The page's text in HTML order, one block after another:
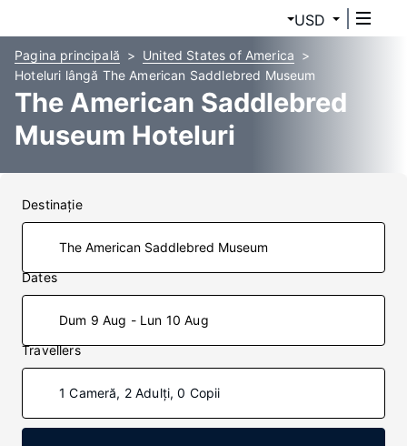
USD
Pagina principală
United States of America
Hoteluri lângă The American Saddlebred Museum
The American Saddlebred
Museum Hoteluri
Destinaţie
Dates
Dum 9 Aug - Lun 10 Aug
Travellers
1 Cameră, 2 Adulți, 0 Copii